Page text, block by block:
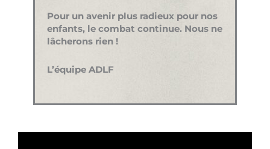
Pour un avenir plus radieux pour nos
enfants, le combat continue. Nous ne
lâcherons rien !
L’équipe ADLF